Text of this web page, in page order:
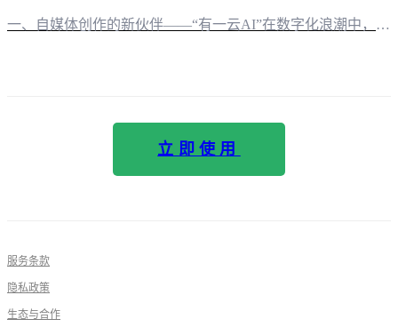
一、自媒体创作的新伙伴——“有一云AI”在数字化浪潮中，自媒体已成为信息传播的重要渠道。然而，创作一篇高质量的投稿文章并非易事。这时，“有一云AI”便应运而生，这款创新型AI智能写作+排版软件，为自媒体创作者提供了前沿的AI技术服务。 二、AI赋能，创作无忧 1. 一键排版，千款皮肤任你挑选在内容排版方面，“有一云AI”提供包含标题、内容、图文、分隔、引导五大类数千款装修皮肤可供使用。无论是简约
立即使用
服务条款
隐私政策
生态与合作